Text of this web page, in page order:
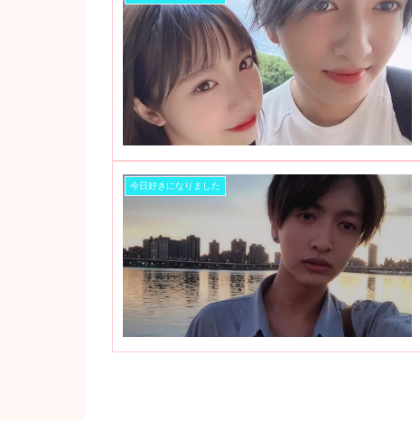
今日好きになりました